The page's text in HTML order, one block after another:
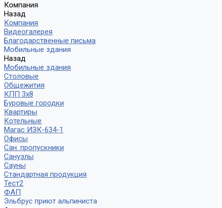
Компания
Назад
Компания
Видеогалерея
Благодарственные письма
Мобильные здания
Назад
Мобильные здания
Столовые
Общежития
КПП 3х8
Буровые городки
Квартиры
Котельные
Магас ИЗК-634-1
Офисы
Сан. пропускники
Санузлы
Сауны
Стандартная продукция
Тест2
ФАП
Эльбрус приют альпиниста